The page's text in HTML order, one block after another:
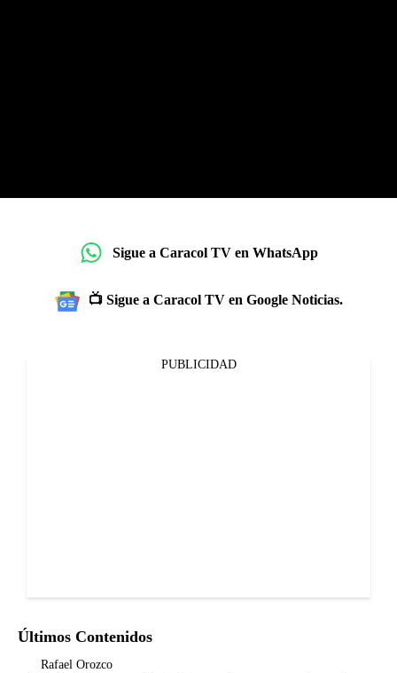
Sigue a Caracol TV en WhatsApp
📺 Sigue a Caracol TV en Google Noticias.
PUBLICIDAD
Últimos Contenidos
Rafael Orozco